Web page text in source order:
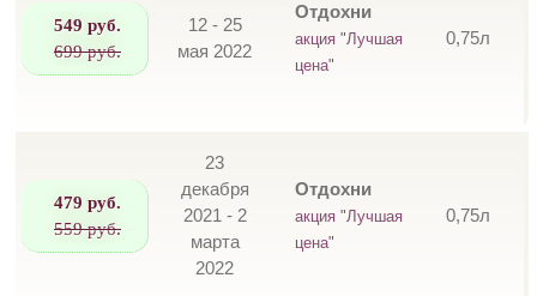
549 руб.
699 руб.
12 - 25
мая 2022
Отдохни
акция "Лучшая
цена"
0,75л
479 руб.
559 руб.
23
декабря
2021 - 2
марта
2022
Отдохни
акция "Лучшая
цена"
0,75л